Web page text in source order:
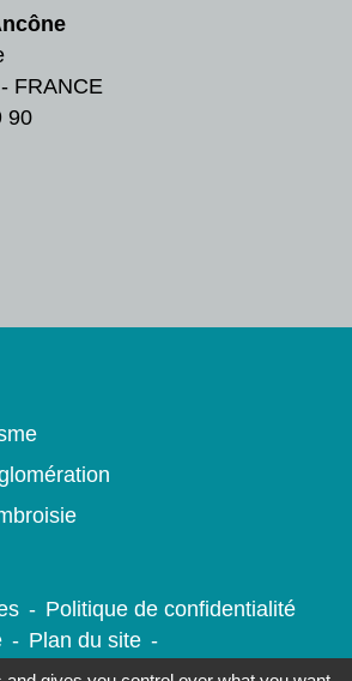
FRANCE
90
- Politique de confidentialité
- Plan du site -